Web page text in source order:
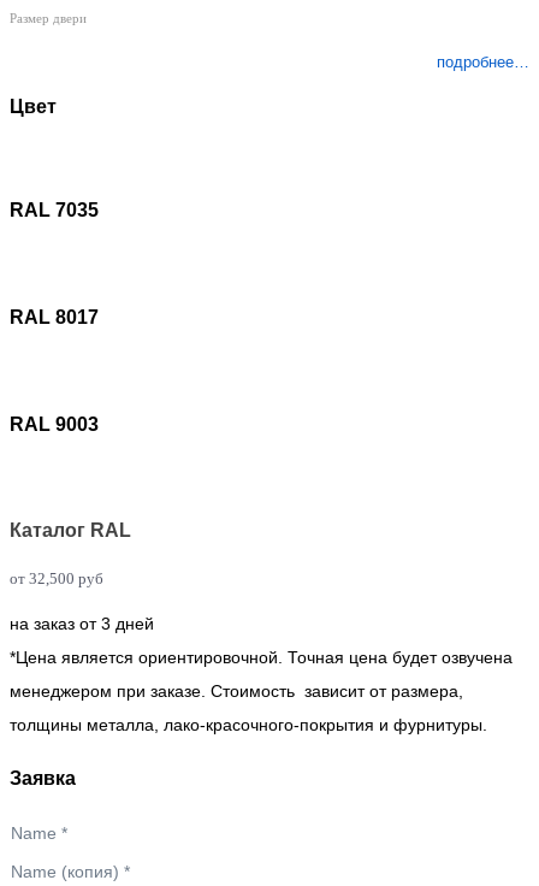
Размер двери
подробнее…
Цвет
RAL 7035
RAL 8017
RAL 9003
Каталог RAL
от 32,500 руб
на заказ от 3 дней
*Цена является ориентировочной. Точная цена будет озвучена
менеджером при заказе. Стоимость зависит от размера,
толщины металла, лако-красочного-покрытия и фурнитуры.
Заявка
Name *
Name (копия) *